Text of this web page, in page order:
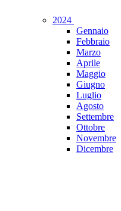
2024
Gennaio
Febbraio
Marzo
Aprile
Maggio
Giugno
Luglio
Agosto
Settembre
Ottobre
Novembre
Dicembre